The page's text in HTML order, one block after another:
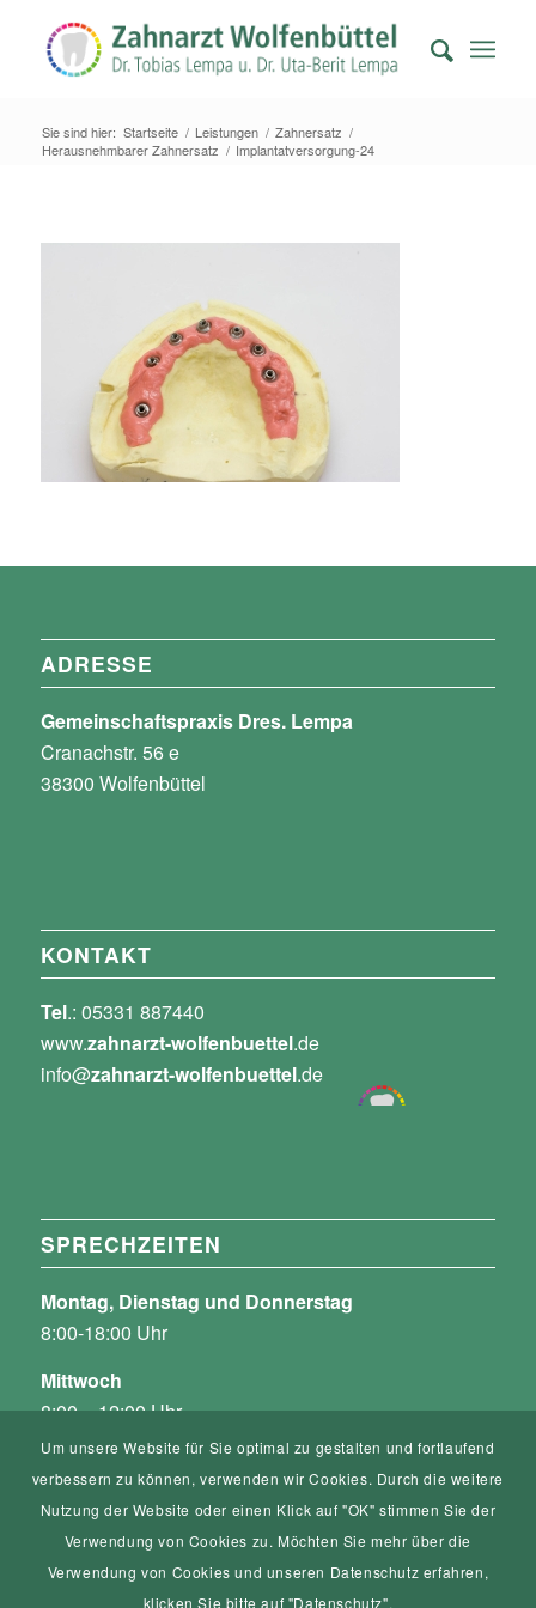
Sie sind hier: Startseite / Leistungen / Zahnersatz /
Herausnehmbarer Zahnersatz / Implantatversorgung-24
ADRESSE
Gemeinschaftspraxis Dres. Lempa
Cranachstr. 56 e
38300 Wolfenbüttel
KONTAKT
Tel.: 05331 887440
www.zahnarzt-wolfenbuettel.de
info@zahnarzt-wolfenbuettel.de
SPRECHZEITEN
Montag, Dienstag und Donnerstag
8:00-18:00 Uhr
Mittwoch
8:00 – 12:00 Uhr
und nach Vereinbarung
Freitag
8:00 – 12:00 Uhr
und nach Vereinbarung
Um unsere Website für Sie optimal zu gestalten und fortlaufend
verbessern zu können, verwenden wir Cookies. Durch die weitere
Nutzung der Website oder einen Klick auf "OK" stimmen Sie der
Verwendung von Cookies zu. Möchten Sie mehr über die
Verwendung von Cookies und unseren Datenschutz erfahren,
klicken Sie bitte auf "Datenschutz".